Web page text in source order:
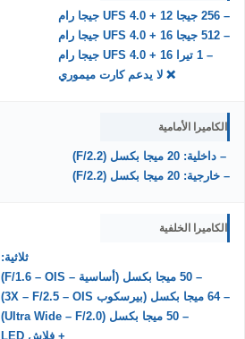
– 256 جيجا UFS 4.0 + 12 جيجا رام
– 512 جيجا UFS 4.0 + 16 جيجا رام
– 1 تيرا UFS 4.0 + 16 جيجا رام
❌ لا يدعم كارت ميموري
الكاميرا الأمامية
– داخلية: 20 ميجا بكسل (F/2.2)
– خارجية: 20 ميجا بكسل (F/2.2)
الكاميرا الخلفية
ثلاثية:
– 50 ميجا بكسل (أساسية – F/1.6 – OIS)
– 64 ميجا بكسل (بيرسكوب 3X – F/2.5 – OIS)
– 50 ميجا بكسل (Ultra Wide – F/2.0)
+ فلاش LED